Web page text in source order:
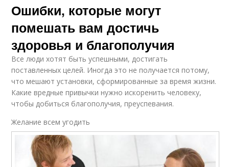
Ошибки, которые могут
помешать вам достичь
здоровья и благополучия
Все люди хотят быть успешными, достигать
поставленных целей. Иногда это не получается потому,
что мешают установки, сформированные за время жизни.
Какие вредные привычки нужно искоренить человеку,
чтобы добиться благополучия, преуспевания.
Желание всем угодить